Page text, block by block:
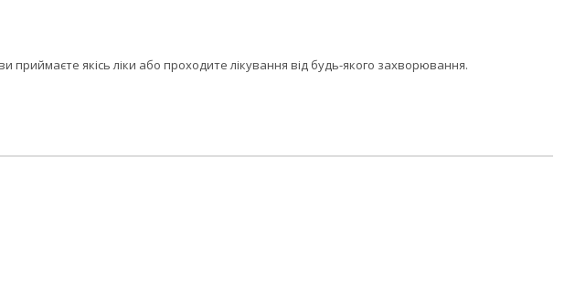
якісь ліки або проходите лікування від будь-якого захворювання.